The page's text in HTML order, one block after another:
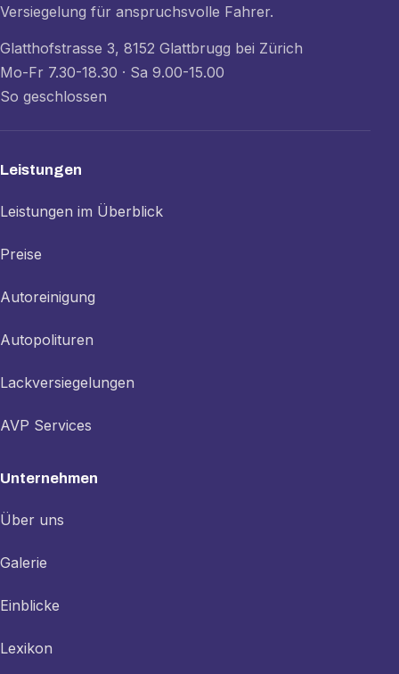
Versiegelung für anspruchsvolle Fahrer.
Glatthofstrasse 3, 8152 Glattbrugg bei Zürich
Mo-Fr 7.30-18.30 · Sa 9.00-15.00
So geschlossen
Leistungen
Leistungen im Überblick
Preise
Autoreinigung
Autopolituren
Lackversiegelungen
AVP Services
Unternehmen
Über uns
Galerie
Einblicke
Lexikon